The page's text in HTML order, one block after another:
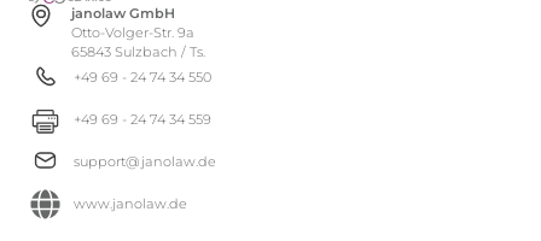
janolaw GmbH
Otto-Volger-Str. 9a
65843 Sulzbach / Ts.
+49 69 - 24 74 34 550
+49 69 - 24 74 34 559
support@janolaw.de
www.janolaw.de